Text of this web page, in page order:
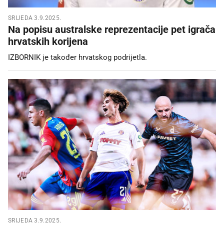
SRIJEDA 3.9.2025.
Na popisu australske reprezentacije pet igrača
hrvatskih korijena
IZBORNIK je također hrvatskog podrijetla.
SRIJEDA 3.9.2025.